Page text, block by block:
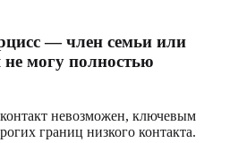
— член семьи или
не могу полностью
невозможен, ключевым
границ низкого контакта.